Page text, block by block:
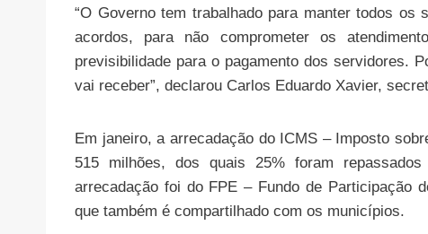
“O Governo tem trabalhado para manter todos os
acordos, para não comprometer os
previsibilidade para o pagamento dos servidores.
vai receber”, declarou Carlos Eduardo Xavier,
Em janeiro, a arrecadação do ICMS – Imposto
515 milhões, dos quais 25% foram
arrecadação foi do FPE – Fundo de Participação
que também é compartilhado com os municípios.